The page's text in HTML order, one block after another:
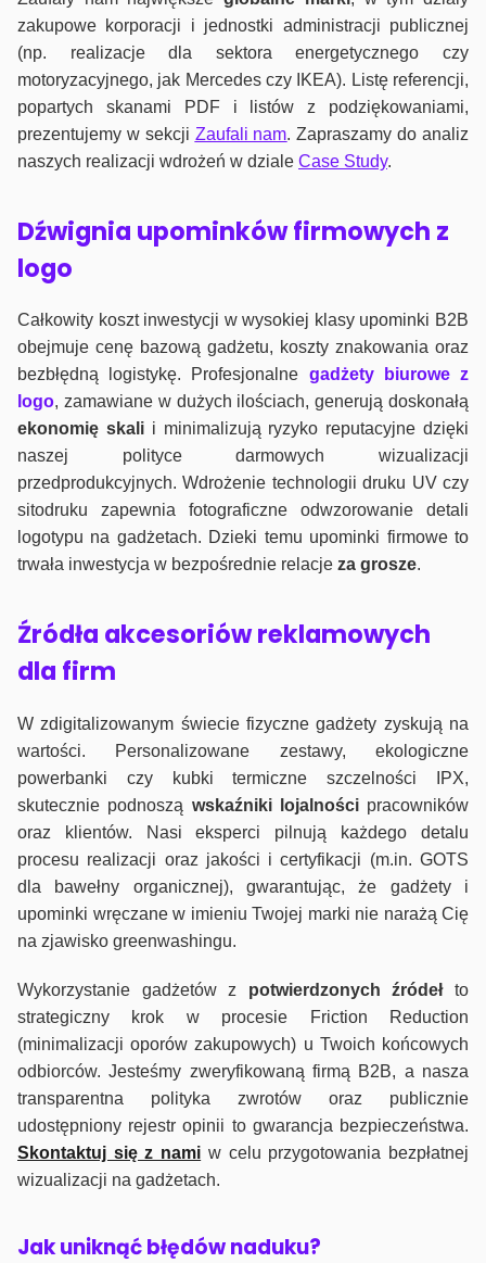
zakupowe korporacji i jednostki administracji publicznej
(np. realizacje dla sektora energetycznego czy
motoryzacyjnego, jak Mercedes czy IKEA). Listę referencji,
popartych skanami PDF i listów z podziękowaniami,
prezentujemy w sekcji Zaufali nam. Zapraszamy do analiz
naszych realizacji wdrożeń w dziale Case Study.
Dźwignia upominków firmowych z
logo
Całkowity koszt inwestycji w wysokiej klasy upominki B2B
obejmuje cenę bazową gadżetu, koszty znakowania oraz
bezbłędną logistykę. Profesjonalne gadżety biurowe z
logo, zamawiane w dużych ilościach, generują doskonałą
ekonomię skalii minimalizują ryzyko reputacyjne dzięki
naszej polityce darmowych wizualizacji
przedprodukcyjnych. Wdrożenie technologii druku UV czy
sitodruku zapewnia fotograficzne odwzorowanie detali
logotypu na gadżetach. Dzieki temu upominki firmowe to
trwała inwestycja w bezpośrednie relacje za grosze.
Źródła akcesoriów reklamowych
dla firm
W zdigitalizowanym świecie fizyczne gadżety zyskują na
wartości. Personalizowane zestawy, ekologiczne
powerbanki czy kubki termiczne szczelności IPX,
skutecznie podnoszą wskaźniki lojalnościpracowników
oraz klientów. Nasi eksperci pilnują każdego detalu
procesu realizacji oraz jakości i certyfikacji (m.in. GOTS
dla bawełny organicznej), gwarantując, że gadżety i
upominki wręczane w imieniu Twojej marki nie narażą Cię
na zjawisko greenwashingu.
Wykorzystanie gadżetów z potwierdzonych źródełto
strategiczny krok w procesie Friction Reduction
(minimalizacji oporów zakupowych) u Twoich końcowych
odbiorców. Jesteśmy zweryfikowaną firmą B2B, a nasza
transparentna polityka zwrotów oraz publicznie
udostępniony rejestr opinii to gwarancja bezpieczeństwa.
Skontaktuj się z nami w celu przygotowania bezpłatnej
wizualizacji na gadżetach.
Jak uniknąć błędów naduku?